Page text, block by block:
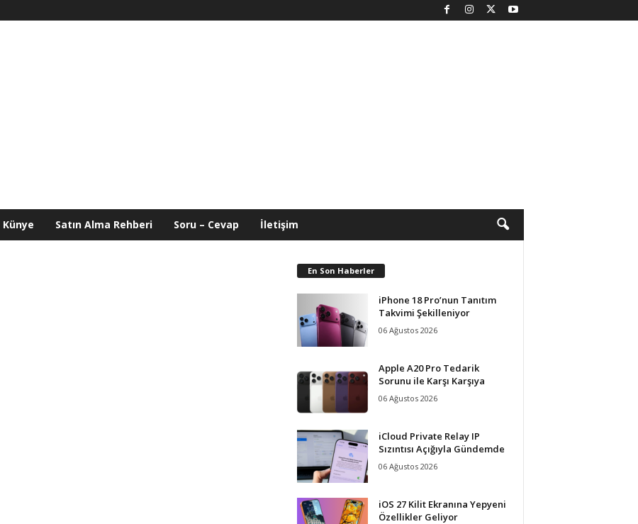
Künye Satın Alma Rehberi Soru – Cevap İletişim
En Son Haberler
iPhone 18 Pro’nun Tanıtım
Takvimi Şekilleniyor
06 Ağustos 2026
Apple A20 Pro Tedarik
Sorunu ile Karşı Karşıya
06 Ağustos 2026
iCloud Private Relay IP
Sızıntısı Açığıyla Gündemde
06 Ağustos 2026
iOS 27 Kilit Ekranına Yepyeni
Özellikler Geliyor